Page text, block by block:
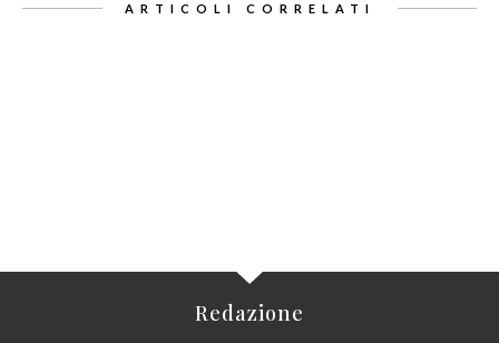
ARTICOLI CORRELATI
Redazione